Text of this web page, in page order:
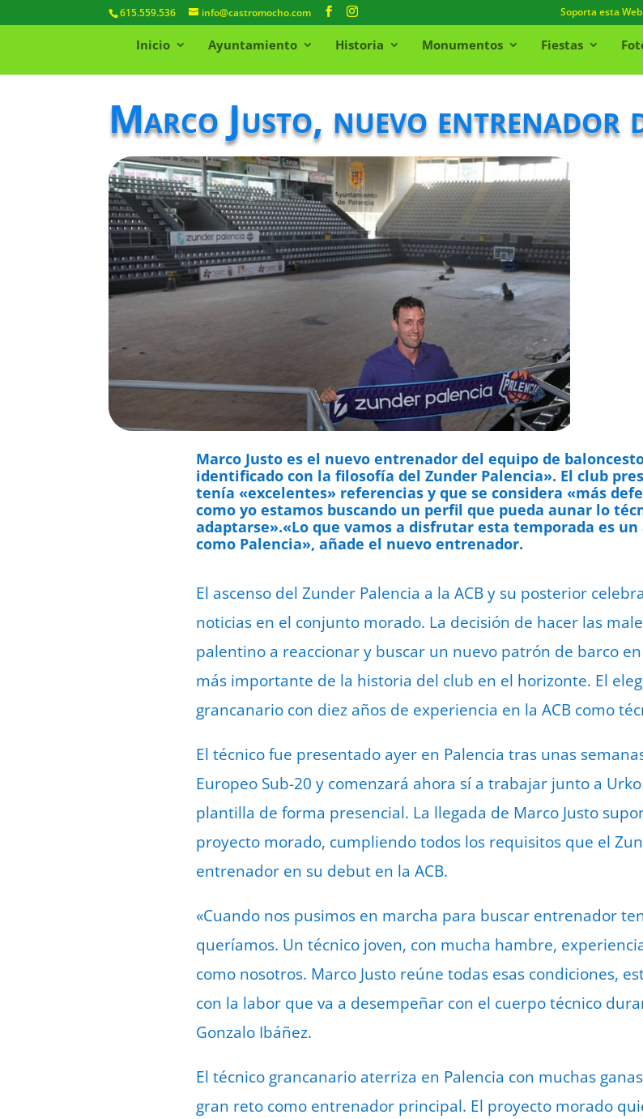
615.559.536 info@castromocho.com Soporta esta Web
Inicio Ayuntamiento Historia Monumentos Fiestas
Marco Justo, nuevo entrenador
Marco Justo es el nuevo entrenador del equipo de
identificado con la filosofía del Zunder Palencia». El club
tenía «excelentes» referencias y que se considera «más
como yo estamos buscando un perfil que pueda aunar lo
adaptarse».«Lo que vamos a disfrutar esta temporada es
como Palencia», añade el nuevo entrenador.
El ascenso del Zunder Palencia a la ACB y su posterior
noticias en el conjunto morado. La decisión de hacer las
palentino a reaccionar y buscar un nuevo patrón de barco
más importante de la historia del club en el horizonte. El
grancanario con diez años de experiencia en la ACB como
El técnico fue presentado ayer en Palencia tras unas
Europeo Sub-20 y comenzará ahora sí a trabajar junto a
plantilla de forma presencial. La llegada de Marco Justo
proyecto morado, cumpliendo todos los requisitos que el
entrenador en su debut en la ACB.
«Cuando nos pusimos en marcha para buscar entrenador
queríamos. Un técnico joven, con mucha hambre,
como nosotros. Marco Justo reúne todas esas condiciones,
con la labor que va a desempeñar con el cuerpo técnico
Gonzalo Ibáñez.
El técnico grancanario aterriza en Palencia con muchas
gran reto como entrenador principal. El proyecto morado